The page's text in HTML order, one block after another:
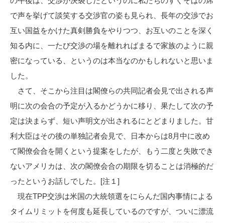
で声を挙げて談笑する交渉官の姿も見られ、長年の交渉でお
互い国益をかけた真剣勝負をやりつつ、お互いのことを深く
知る内に、一たび交渉の場を離れればまるで家族のように親
密になっている、というのは本当なのかもしれないと思いま
した。
さて、そこから注目は閣僚らの共同記者会見で出される声
明に次の会合の予定が入るかどうかに移り、果たして次の予
定は決まらず、短い声明文が出されるにとどまりました。甘
利大臣はその後の単独記者会見で、日本からは8月中に改め
て閣僚会合を開くという提案をしたが、もう二度と失敗でき
ないアメリカは、次の閣僚会合の期限を切ることは消極的だ
ったというお話しでした。[注１]
現在TPP交渉は米国の大統領選をにらんだ国内事情による
タイムリミットを何度も延長しているのですが、ついに漂流